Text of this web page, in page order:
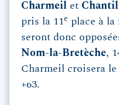
Charmeil et
pris la 11e place à la
seront donc
Nom-la-Bretèche,
Charmeil croisera le
+63.